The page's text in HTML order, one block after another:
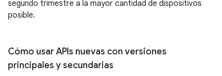
segundo trimestre a la mayor cantidad de dispositivos
posible.
Cómo usar APIs nuevas con versiones
principales y secundarias